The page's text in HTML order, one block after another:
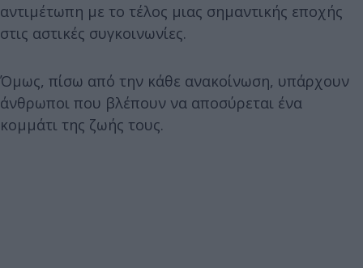
αντιμέτωπη με το τέλος μιας σημαντικής εποχής
στις αστικές συγκοινωνίες.
Όμως, πίσω από την κάθε ανακοίνωση, υπάρχουν
άνθρωποι που βλέπουν να αποσύρεται ένα
κομμάτι της ζωής τους.